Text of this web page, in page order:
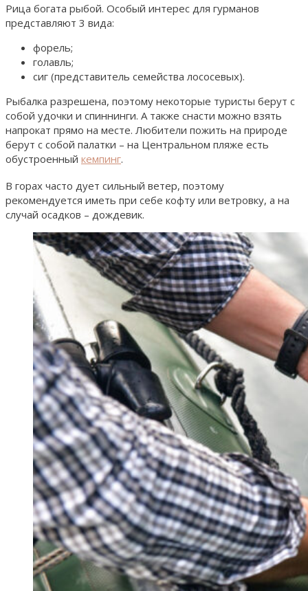
Рица богата рыбой. Особый интерес для гурманов
представляют 3 вида:
форель;
голавль;
сиг (представитель семейства лососевых).
Рыбалка разрешена, поэтому некоторые туристы берут с
собой удочки и спиннинги. А также снасти можно взять
напрокат прямо на месте. Любители пожить на природе
берут с собой палатки – на Центральном пляже есть
обустроенный кемпинг.
В горах часто дует сильный ветер, поэтому
рекомендуется иметь при себе кофту или ветровку, а на
случай осадков – дождевик.